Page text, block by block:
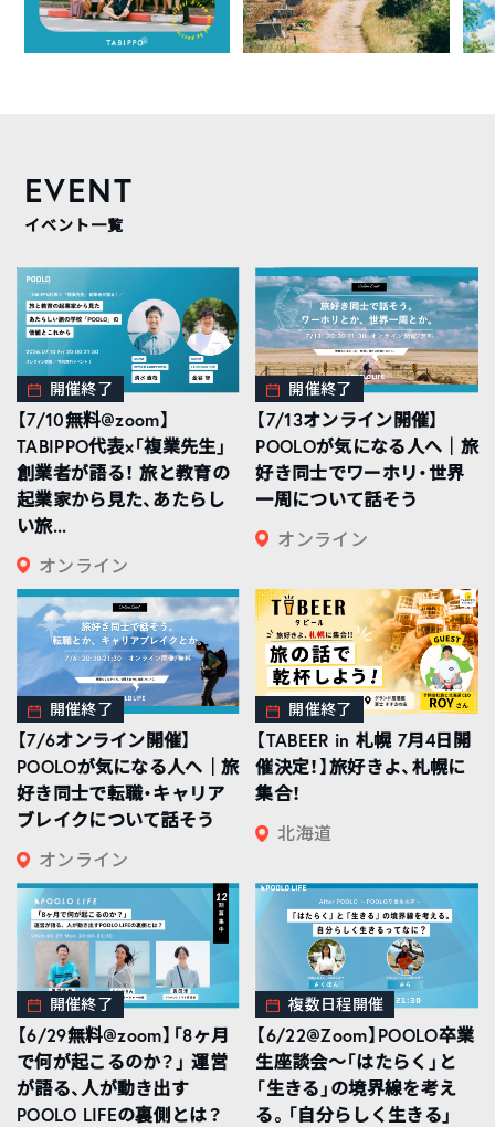
EVENT
イベント一覧
開催終了
【7/10無料@zoom】
TABIPPO代表×「複業先生」
創業者が語る！ 旅と教育の
起業家から見た、あたらし
い旅...
オンライン
開催終了
【7/13オンライン開催】
POOLOが気になる人へ｜旅
好き同士でワーホリ・世界
一周について話そう
オンライン
開催終了
【7/6オンライン開催】
POOLOが気になる人へ｜旅
好き同士で転職・キャリア
ブレイクについて話そう
オンライン
開催終了
【TABEER in 札幌 7月4日開
催決定！】旅好きよ、札幌に
集合！
北海道
開催終了
【6/29無料@zoom】「8ヶ月
で何が起こるのか？」 運営
が語る、人が動き出す
POOLO LIFEの裏側とは？
複数日程開催
【6/22@Zoom】POOLO卒業
生座談会〜「はたらく」と
「生きる」の境界線を考え
る。「自分らしく生きる」